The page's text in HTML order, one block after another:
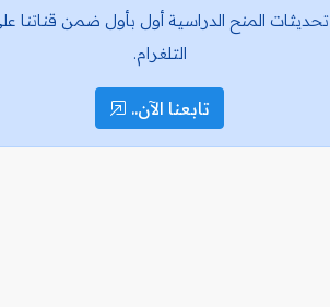
تحديثات المنح الدراسية أول بأول ضمن قناتنا
التلغرام.
تابعنا الآن..